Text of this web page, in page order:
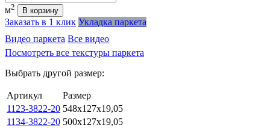
м2 В корзину
Заказать в 1 клик Укладка паркета
Видео паркета Все видео
Посмотреть все текстуры паркета
Выбрать другой размер:
Артикул
Размер
1123-3822-20 548x127x19,05
1134-3822-20 500x127x19,05